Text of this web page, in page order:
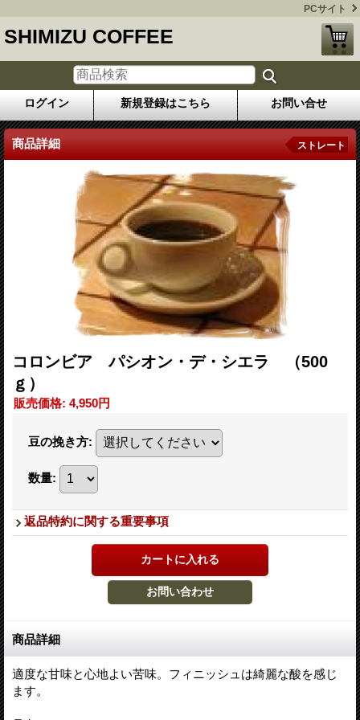
PCサイト
SHIMIZU COFFEE
ログイン 新規登録はこちら お問い合せ
商品詳細 ストレート
コロンビア パシオン・デ・シエラ （500
ｇ）
販売価格: 4,950円
豆の挽き方:
数量:
返品特約に関する重要事項
商品詳細
適度な甘味と心地よい苦味。フィニッシュは綺麗な酸を感じ
ます。